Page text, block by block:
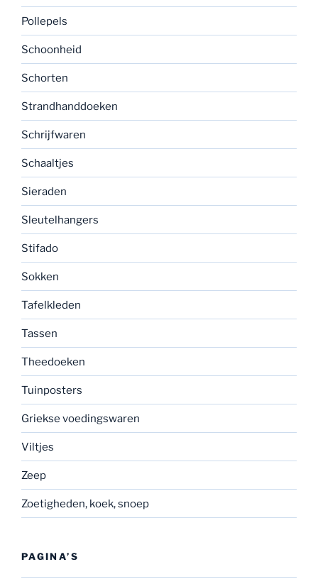
Pollepels
Schoonheid
Schorten
Strandhanddoeken
Schrijfwaren
Schaaltjes
Sieraden
Sleutelhangers
Stifado
Sokken
Tafelkleden
Tassen
Theedoeken
Tuinposters
Griekse voedingswaren
Viltjes
Zeep
Zoetigheden, koek, snoep
PAGINA’S